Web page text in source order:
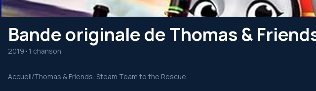
Bande originale de Thomas &
2019 • 1 chanson
Accueil/Thomas & Friends: Steam Team to the Rescue